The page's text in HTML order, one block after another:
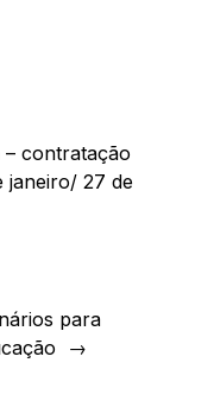
contratação
janeiro/ 27 de
para